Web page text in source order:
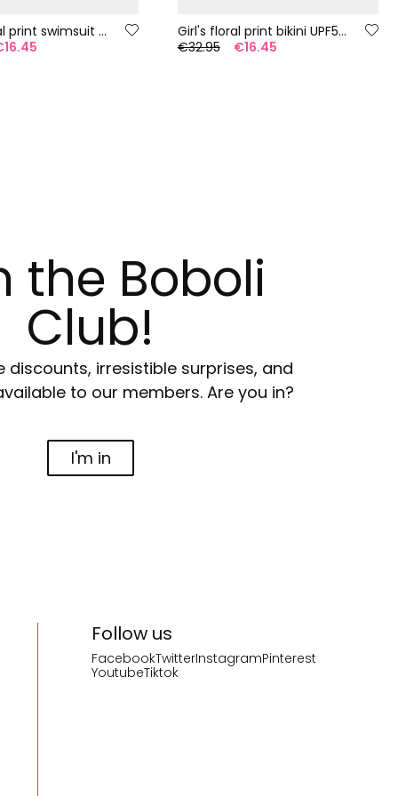
Girls? floral print swimsuit UPF50+
Girl's floral print bikini UPF50+
€32.95
€16.45
the Boboli
Club!
discounts, irresistible surprises, and
to our members. Are you in?
I'm in
Follow us
FacebookTwitterInstagramPinterest
YoutubeTiktok